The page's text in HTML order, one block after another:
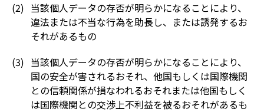
当該個人データの存否が明らかになることにより、
違法または不当な行為を助長し、または誘発するお
それがあるもの
当該個人データの存否が明らかになることにより、
国の安全が害されるおそれ、他国もしくは国際機関
との信頼関係が損なわれるおそれまたは他国もしく
は国際機関との交渉上不利益を被るおそれがあるも